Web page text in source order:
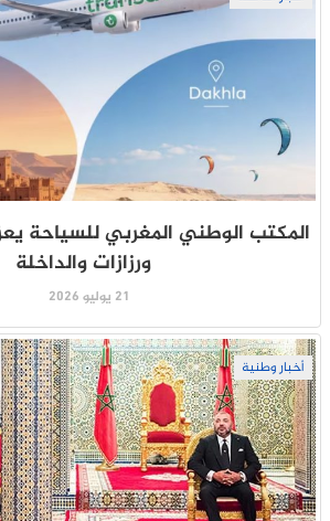
المكتب الوطني المغربي للسياحة
ورزازات والداخلة
21 يوليو 2026
أخبار وطنية